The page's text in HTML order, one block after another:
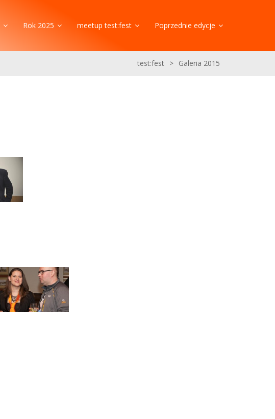
Rok 2025 meetup test:fest Poprzednie edycje
test:fest > Galeria 2015